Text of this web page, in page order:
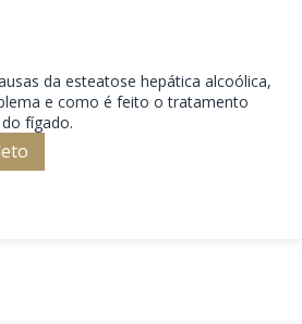
da esteatose hepática alcoólica,
e como é feito o tratamento
fígado.